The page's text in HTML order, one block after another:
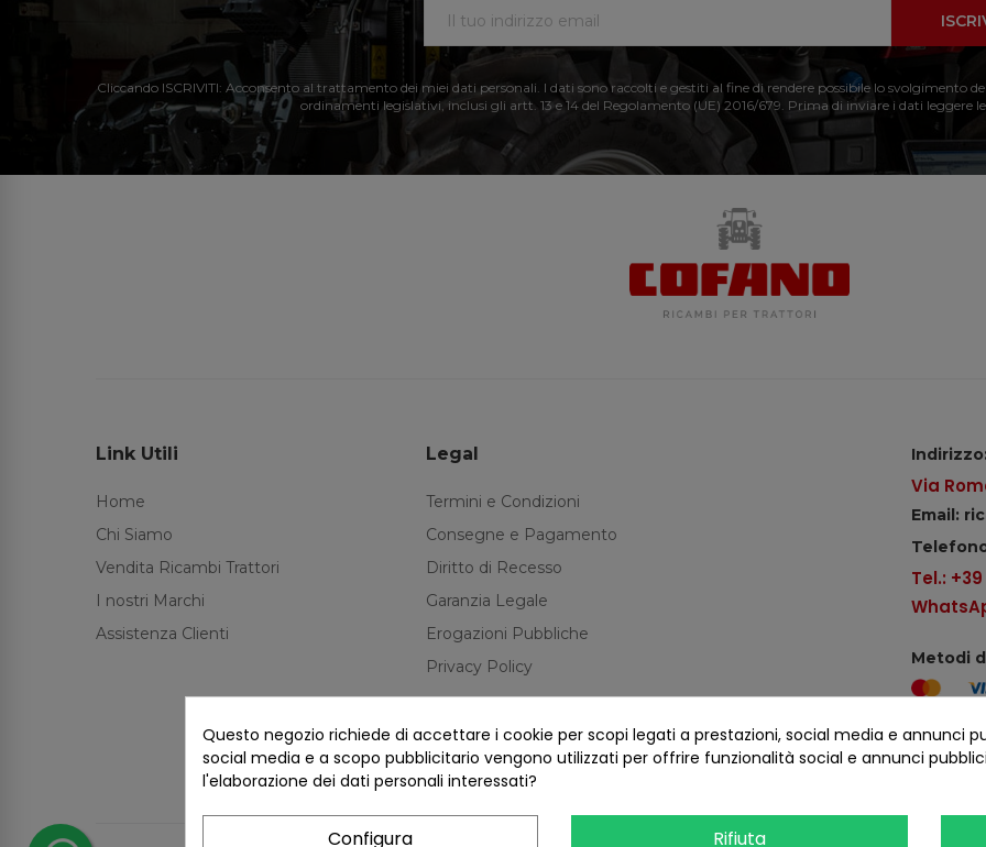
Cliccando ISCRIVITI: Acconsento al trattamento dei miei dati personali. I dati sono raccolti e gestiti al fine di rendere possibile lo svolgimento
ordinamenti legislativi, inclusi gli artt. 13 e 14 del Regolamento (UE) 2016/679. Prima di inviare i dati leggere
Link Utili
Home
Chi Siamo
Vendita Ricambi Trattori
I nostri Marchi
Assistenza Clienti
Legal
Termini e Condizioni
Consegne e Pagamento
Diritto di Recesso
Garanzia Legale
Erogazioni Pubbliche
Privacy Policy
Indirizzo:
Via
Email:
Tel.:
Metodi
Seguici
Questo negozio richiede di accettare i cookie per scopi legati a prestazioni, social media e annunci
social media e a scopo pubblicitario vengono utilizzati per offrire funzionalità social e annunci
l'elaborazione dei dati personali interessati?
Configura Rifiuta